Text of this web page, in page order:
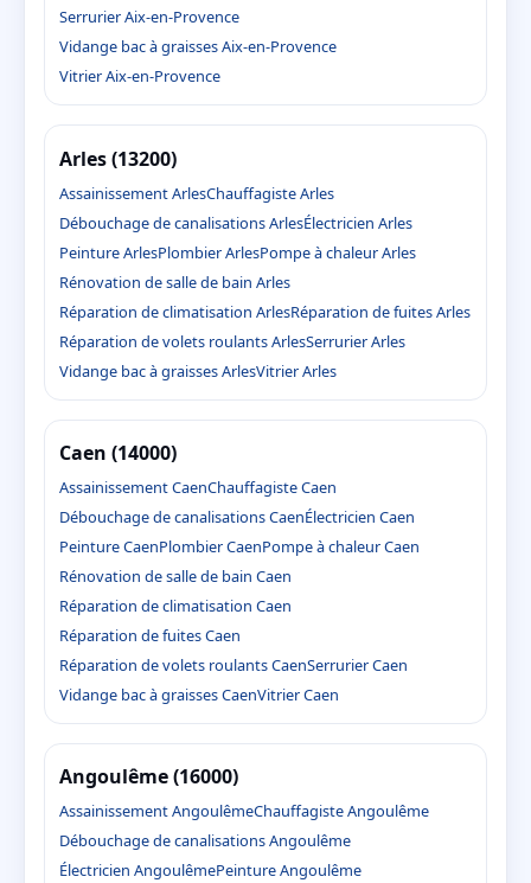
Serrurier Aix-en-Provence
Vidange bac à graisses Aix-en-Provence
Vitrier Aix-en-Provence
Arles (13200)
Assainissement ArlesChauffagiste Arles
Débouchage de canalisations ArlesÉlectricien Arles
Peinture ArlesPlombier ArlesPompe à chaleur Arles
Rénovation de salle de bain Arles
Réparation de climatisation ArlesRéparation de fuites Arles
Réparation de volets roulants ArlesSerrurier Arles
Vidange bac à graisses ArlesVitrier Arles
Caen (14000)
Assainissement CaenChauffagiste Caen
Débouchage de canalisations CaenÉlectricien Caen
Peinture CaenPlombier CaenPompe à chaleur Caen
Rénovation de salle de bain Caen
Réparation de climatisation Caen
Réparation de fuites Caen
Réparation de volets roulants CaenSerrurier Caen
Vidange bac à graisses CaenVitrier Caen
Angoulême (16000)
Assainissement AngoulêmeChauffagiste Angoulême
Débouchage de canalisations Angoulême
Électricien AngoulêmePeinture Angoulême